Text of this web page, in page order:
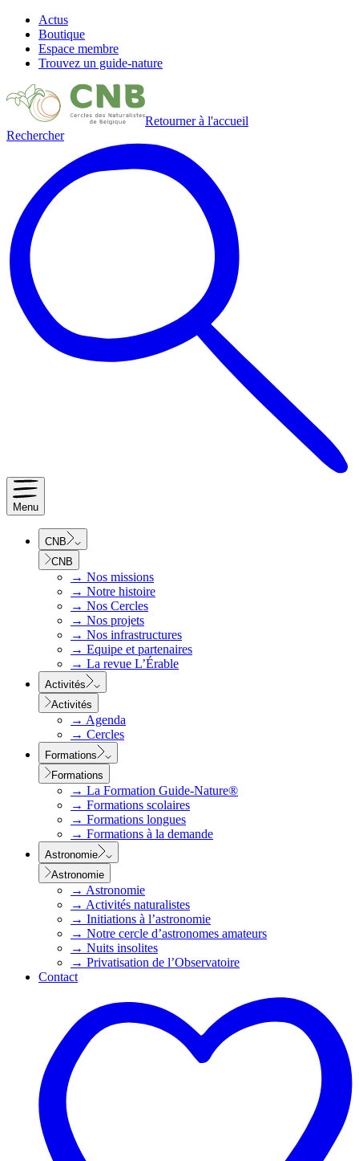
Actus
Boutique
Espace membre
Trouvez un guide-nature
Retourner à l'accueil
Rechercher
Menu
CNB
CNB
→ Nos missions
→ Notre histoire
→ Nos Cercles
→ Nos projets
→ Nos infrastructures
→ Equipe et partenaires
→ La revue L’Érable
Activités
Activités
→ Agenda
→ Cercles
Formations
Formations
→ La Formation Guide-Nature®
→ Formations scolaires
→ Formations longues
→ Formations à la demande
Astronomie
Astronomie
→ Astronomie
→ Activités naturalistes
→ Initiations à l’astronomie
→ Notre cercle d’astronomes amateurs
→ Nuits insolites
→ Privatisation de l’Observatoire
Contact